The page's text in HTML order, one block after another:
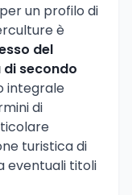
un profilo di
è
del
secondo
integrale
di
turistica di
eventuali titoli